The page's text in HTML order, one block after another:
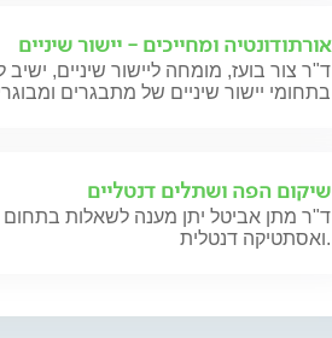
אורתודונטיה ומחייכים - יישור שיניים
ד"ר צור בועז, מומחה ליישור שיניים,
בתחומי יישור שיניים של מתבגרים
שיקום הפה ושתלים דנטליים
ד"ר מתן אביטל יתן מענה לשאלות
ואסתטיקה דנטלית.